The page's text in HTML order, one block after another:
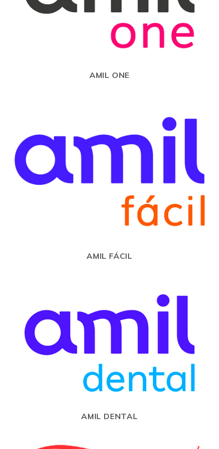
AMIL ONE
AMIL FÁCIL
AMIL DENTAL